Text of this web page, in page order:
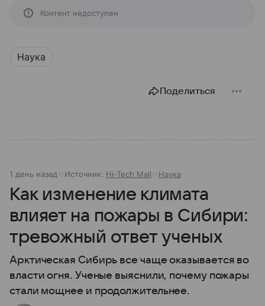
Контент недоступен
Наука
Поделиться
1 день назад Источник: Hi-Tech Mail Наука
Как изменение климата
влияет на пожары в Сибири:
тревожный ответ ученых
Арктическая Сибирь все чаще оказывается во
власти огня. Ученые выяснили, почему пожары
стали мощнее и продолжительнее.